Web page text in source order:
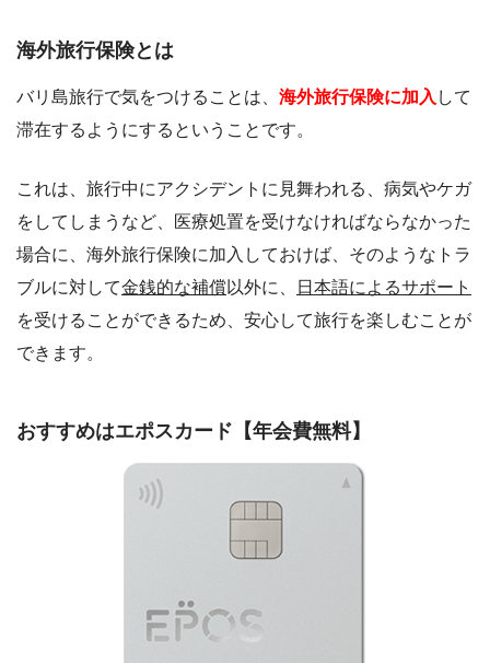
海外旅行保険とは
バリ島旅行で気をつけることは、 海外旅行保険に加入 して
滞在するようにするということです。
これは、旅行中にアクシデントに見舞われる、病気やケガ
をしてしまうなど、医療処置を受けなければならなかった
場合に、海外旅行保険に加入しておけば、そのようなトラ
ブルに対して金銭的な補償以外に、
日本語によるサポート
を受けることができるため、安心して旅行を楽しむことが
できます。
おすすめはエポスカード【年会費無料】